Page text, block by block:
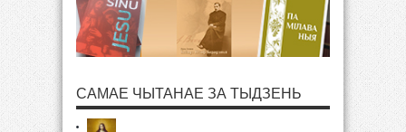
САМАЕ ЧЫТАНАЕ ЗА ТЫДЗЕНЬ